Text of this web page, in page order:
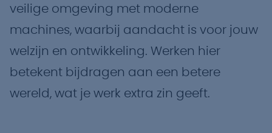
veilige omgeving met moderne
machines, waarbij aandacht is voor jouw
welzijn en ontwikkeling. Werken hier
betekent bijdragen aan een betere
wereld, wat je werk extra zin geeft.